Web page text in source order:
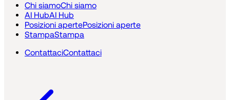
Chi siamoChi siamo
AI HubAI Hub
Posizioni apertePosizioni aperte
StampaStampa
ContattaciContattaci